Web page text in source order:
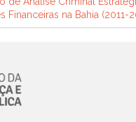
Financeiras na Bahia (2011-